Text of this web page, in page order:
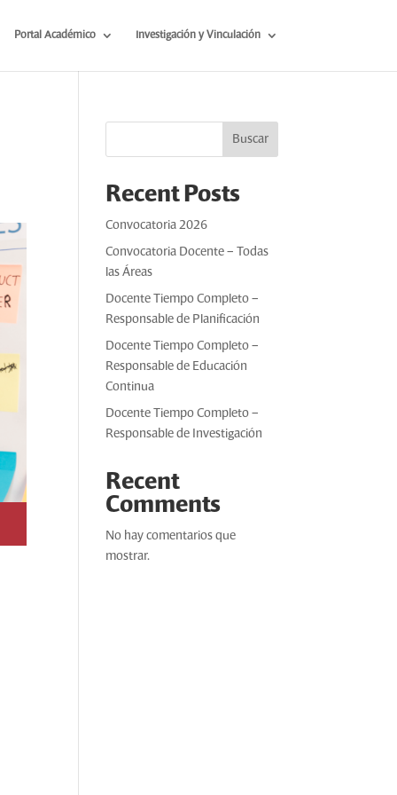
Portal Académico Investigación y Vinculación
Buscar
Recent Posts
Convocatoria 2026
Convocatoria Docente – Todas
las Áreas
Docente Tiempo Completo –
Responsable de Planificación
Docente Tiempo Completo –
Responsable de Educación
Continua
Docente Tiempo Completo –
Responsable de Investigación
Recent
Comments
No hay comentarios que
mostrar.